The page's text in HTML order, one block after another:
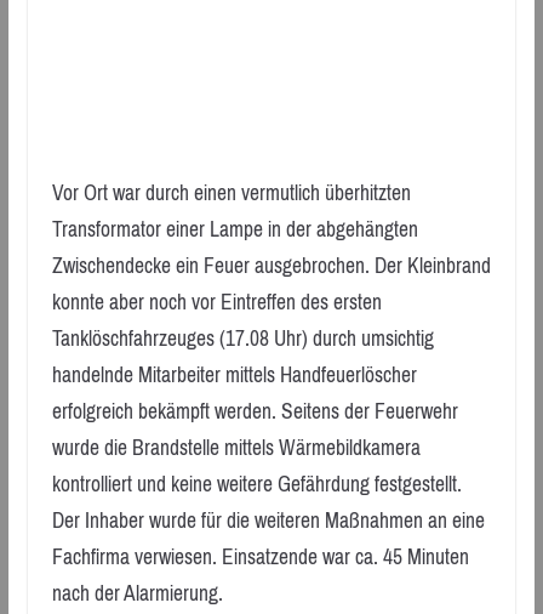
Vor Ort war durch einen vermutlich überhitzten
Transformator einer Lampe in der abgehängten
Zwischendecke ein Feuer ausgebrochen. Der Kleinbrand
konnte aber noch vor Eintreffen des ersten
Tanklöschfahrzeuges (17.08 Uhr) durch umsichtig
handelnde Mitarbeiter mittels Handfeuerlöscher
erfolgreich bekämpft werden. Seitens der Feuerwehr
wurde die Brandstelle mittels Wärmebildkamera
kontrolliert und keine weitere Gefährdung festgestellt.
Der Inhaber wurde für die weiteren Maßnahmen an eine
Fachfirma verwiesen. Einsatzende war ca. 45 Minuten
nach der Alarmierung.